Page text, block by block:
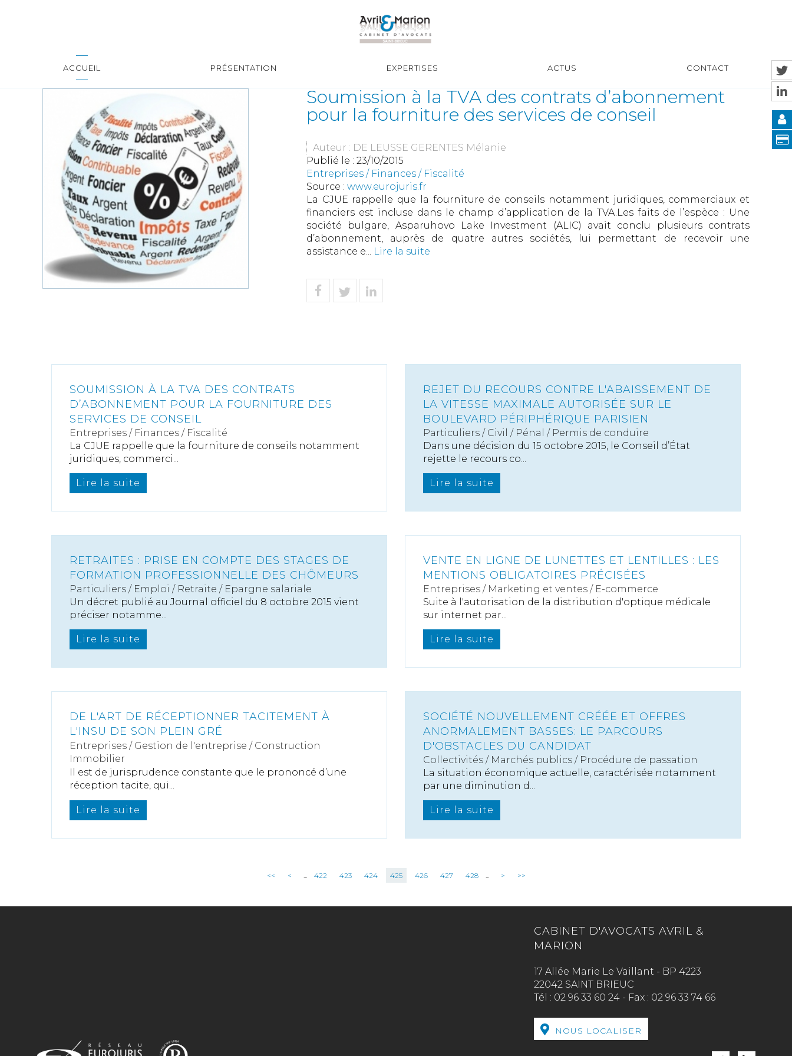
ACCUEIL PRÉSENTATION EXPERTISES ACTUS CONTACT
Soumission à la TVA des contrats d’abonnement
pour la fourniture des services de conseil
Auteur : DE LEUSSE GERENTES Mélanie
Publié le : 23/10/2015
Entreprises / Finances / Fiscalité
Source : www.eurojuris.fr
La CJUE rappelle que la fourniture de conseils notamment juridiques, commerciaux et
financiers est incluse dans le champ d’application de la TVA.Les faits de l’espèce : Une
société bulgare, Asparuhovo Lake Investment (ALIC) avait conclu plusieurs contrats
d’abonnement, auprès de quatre autres sociétés, lui permettant de recevoir une
assistance e... Lire la suite
SOUMISSION À LA TVA DES CONTRATS
D’ABONNEMENT POUR LA FOURNITURE DES
SERVICES DE CONSEIL
Entreprises / Finances / Fiscalité
La CJUE rappelle que la fourniture de conseils notamment
juridiques, commerci...
Lire la suite
REJET DU RECOURS CONTRE L'ABAISSEMENT DE
LA VITESSE MAXIMALE AUTORISÉE SUR LE
BOULEVARD PÉRIPHÉRIQUE PARISIEN
Particuliers / Civil / Pénal / Permis de conduire
Dans une décision du 15 octobre 2015, le Conseil d’État
rejette le recours co...
Lire la suite
RETRAITES : PRISE EN COMPTE DES STAGES DE
FORMATION PROFESSIONNELLE DES CHÔMEURS
Particuliers / Emploi / Retraite / Epargne salariale
Un décret publié au Journal officiel du 8 octobre 2015 vient
préciser notamme...
Lire la suite
VENTE EN LIGNE DE LUNETTES ET LENTILLES : LES
MENTIONS OBLIGATOIRES PRÉCISÉES
Entreprises / Marketing et ventes / E-commerce
Suite à l'autorisation de la distribution d'optique médicale
sur internet par...
Lire la suite
DE L'ART DE RÉCEPTIONNER TACITEMENT À
L'INSU DE SON PLEIN GRÉ
Entreprises / Gestion de l'entreprise / Construction
Immobilier
Il est de jurisprudence constante que le prononcé d’une
réception tacite, qui...
Lire la suite
SOCIÉTÉ NOUVELLEMENT CRÉÉE ET OFFRES
ANORMALEMENT BASSES: LE PARCOURS
D'OBSTACLES DU CANDIDAT
Collectivités / Marchés publics / Procédure de passation
La situation économique actuelle, caractérisée notamment
par une diminution d...
Lire la suite
<< < ... 422 423 424 425 426 427 428 ... > >>
CABINET D'AVOCATS AVRIL &
MARION
17 Allée Marie Le Vaillant - BP 4223
22042 SAINT BRIEUC
Tél : 02 96 33 60 24 - Fax : 02 96 33 74 66
NOUS LOCALISER